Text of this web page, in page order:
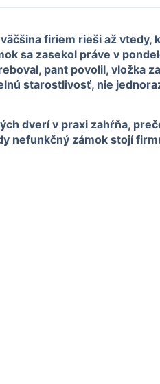
firiem rieši až vtedy,
sa zasekol práve v
pant povolil, vložka
starostlivosť, nie
dverí v praxi zahŕňa,
nefunkčný zámok stojí